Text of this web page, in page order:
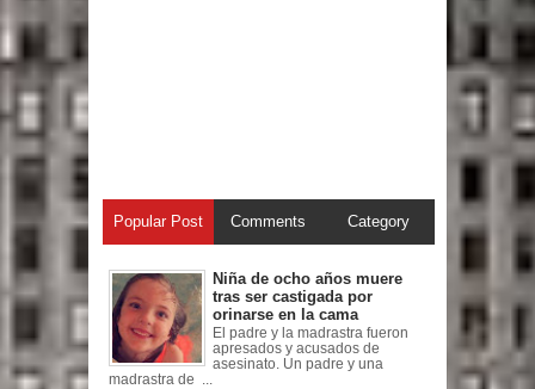
Popular Post Comments Category
Niña de ocho años muere
tras ser castigada por
orinarse en la cama
El padre y la madrastra fueron
apresados y acusados de
asesinato. Un padre y una
madrastra de ...